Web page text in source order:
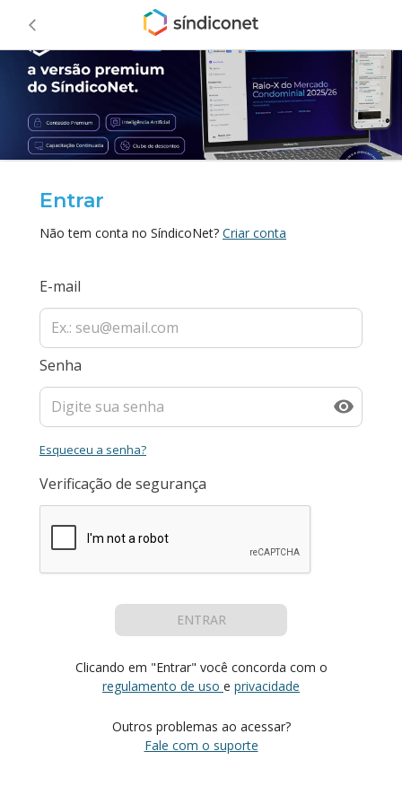
Entrar
Não tem conta no SíndicoNet? Criar conta
E-mail
Senha
Esqueceu a senha?
Verificação de segurança
ENTRAR
Clicando em "Entrar" você concorda com o
regulamento de uso e privacidade
Outros problemas ao acessar?
Fale com o suporte